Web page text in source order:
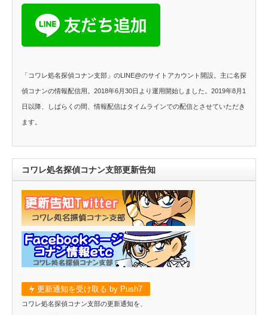
「コワレ処名探偵コナン支部」のLINE@のサイトアカウント開設。主に名探
偵コナンの情報配信用。2018年6月30日より運用開始しました。2019年8月1
日以降、しばらくの間、情報配信はタイムラインでの配信とさせていただき
ます。
コワレ処名探偵コナン支部更新告知
更新通知を受け取る by Push7
コワレ処名探偵コナン支部の更新通知を、